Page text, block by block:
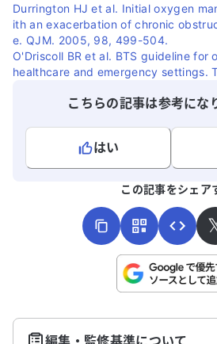
Durrington HJ et al. Initial oxygen
ith an exacerbation of chronic
e. QJM. 2005, 98, 499-504.
O'Driscoll BR et al. BTS guideline for
healthcare and emergency settings.
こちらの記事は参考にな
はい
こちらは送信専用のフォームです。氏
この記事をシェア
編集・監修基準について